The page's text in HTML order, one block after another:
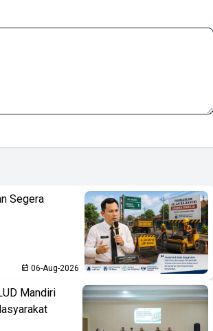
Segera
06-Aug-2026
Mandiri